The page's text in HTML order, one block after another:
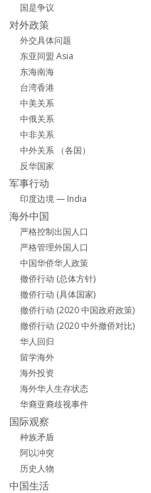
国是争议
对外政策
外交具体问题
东亚同盟 Asia
东海南海
台湾香港
中美关系
中俄关系
中非关系
中外关系 （各国）
反华国家
军事行动
印度边境 — India
海外中国
严格控制出国人口
严格管理外国人口
中国华侨华人政策
撤侨行动 (总体方针)
撤侨行动 (具体国家)
撤侨行动 (2020 中国政府政策)
撤侨行动 (2020 中外撤侨对比)
华人回归
留学海外
海外投资
海外华人生存状态
华裔亚裔歧视事件
国际观察
种族矛盾
阿以冲突
历史人物
中国生活